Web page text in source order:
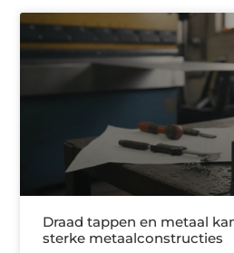
Draad tappen en metaal
sterke metaalconstructies